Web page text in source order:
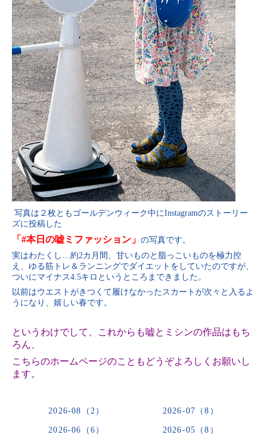
写真は２枚ともゴールデンウィーク中にInstagramのストーリー
ズに投稿した
「#本日の嘘ミファッション」 の写真です。
実はわたくし…約2カ月間、甘いものと脂っこいものを極力控
え、ゆる筋トレ＆ランニングでダイエットをしていたのですが、
ついにマイナス4.5キロというところまできました。
以前はウエストがきつくて履けなかったスカートが次々と入るよ
うになり、嬉しい春です。
というわけでして、これからも嘘とミシンの作品はもち
ろん、
こちらのホームページのこともどうぞよろしくお願いし
ます。
2026-08（2） 2026-07（8）
2026-06（6） 2026-05（8）